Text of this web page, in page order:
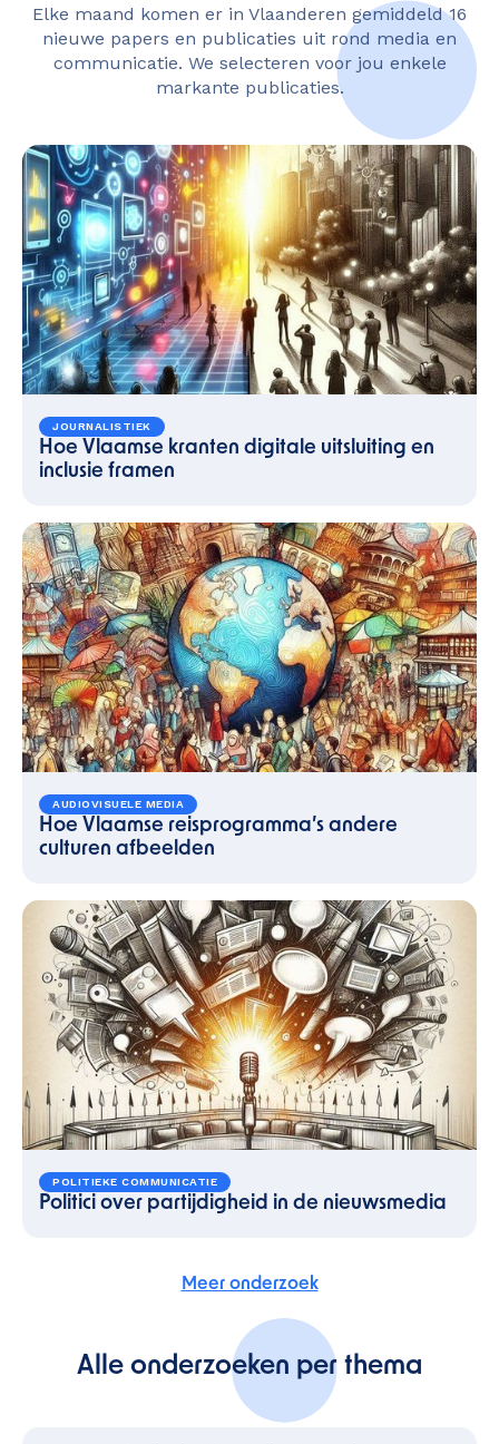
Elke maand komen er in Vlaanderen gemiddeld 16
nieuwe papers en publicaties uit rond media en
communicatie. We selecteren voor jou enkele
markante publicaties.
JOURNALISTIEK
Hoe Vlaamse kranten digitale uitsluiting en
inclusie framen
AUDIOVISUELE MEDIA
Hoe Vlaamse reisprogramma’s andere
culturen afbeelden
POLITIEKE COMMUNICATIE
Politici over partijdigheid in de nieuwsmedia
Meer onderzoek
Alle onderzoeken per thema